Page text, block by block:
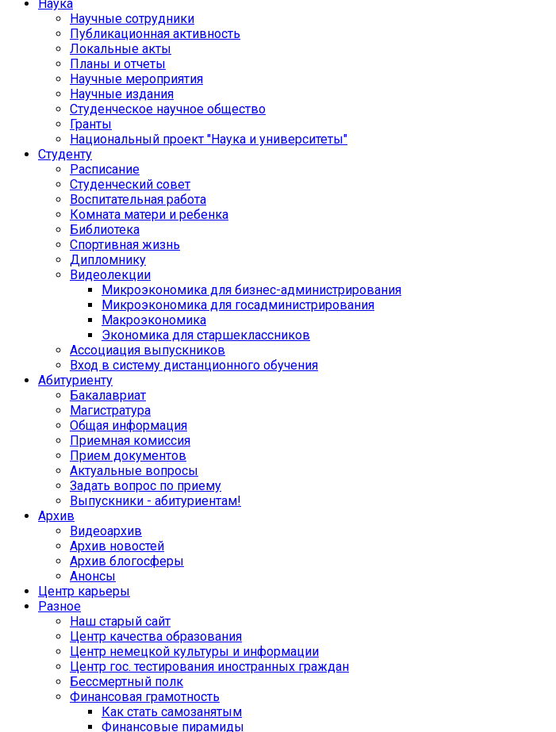
Наука
Научные сотрудники
Публикационная активность
Локальные акты
Планы и отчеты
Научные мероприятия
Научные издания
Студенческое научное общество
Гранты
Национальный проект "Наука и университеты"
Студенту
Расписание
Студенческий совет
Воспитательная работа
Комната матери и ребенка
Библиотека
Спортивная жизнь
Дипломнику
Видеолекции
Микроэкономика для бизнес-администрирования
Микроэкономика для госадминистрирования
Макроэкономика
Экономика для старшеклассников
Ассоциация выпускников
Вход в систему дистанционного обучения
Абитуриенту
Бакалавриат
Магистратура
Общая информация
Приемная комиссия
Прием документов
Актуальные вопросы
Задать вопрос по приему
Выпускники - абитуриентам!
Архив
Видеоархив
Архив новостей
Архив блогосферы
Анонсы
Центр карьеры
Разное
Наш старый сайт
Центр качества образования
Центр немецкой культуры и информации
Центр гос. тестирования иностранных граждан
Бессмертный полк
Финансовая грамотность
Как стать самозанятым
Финансовые пирамиды